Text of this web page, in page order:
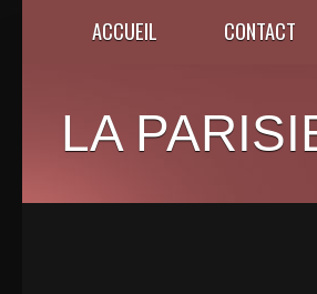
ACCUEIL CONTACT
LA